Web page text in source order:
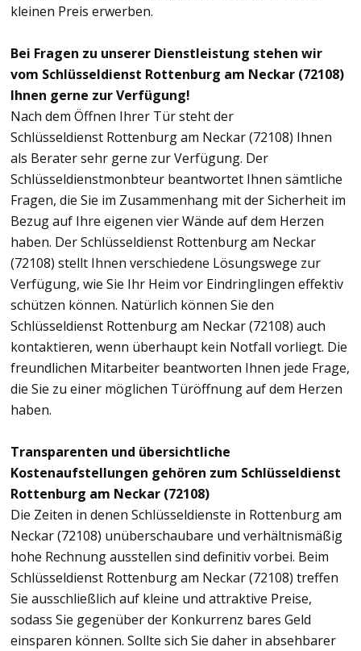
kleinen Preis erwerben.
Bei Fragen zu unserer Dienstleistung stehen wir
vom Schlüsseldienst Rottenburg am Neckar (72108)
Ihnen gerne zur Verfügung!
Nach dem Öffnen Ihrer Tür steht der
Schlüsseldienst Rottenburg am Neckar (72108) Ihnen
als Berater sehr gerne zur Verfügung. Der
Schlüsseldienstmonbteur beantwortet Ihnen sämtliche
Fragen, die Sie im Zusammenhang mit der Sicherheit im
Bezug auf Ihre eigenen vier Wände auf dem Herzen
haben. Der Schlüsseldienst Rottenburg am Neckar
(72108) stellt Ihnen verschiedene Lösungswege zur
Verfügung, wie Sie Ihr Heim vor Eindringlingen effektiv
schützen können. Natürlich können Sie den
Schlüsseldienst Rottenburg am Neckar (72108) auch
kontaktieren, wenn überhaupt kein Notfall vorliegt. Die
freundlichen Mitarbeiter beantworten Ihnen jede Frage,
die Sie zu einer möglichen Türöffnung auf dem Herzen
haben.
Transparenten und übersichtliche
Kostenaufstellungen gehören zum Schlüsseldienst
Rottenburg am Neckar (72108)
Die Zeiten in denen Schlüsseldienste in Rottenburg am
Neckar (72108) unüberschaubare und verhältnismäßig
hohe Rechnung ausstellen sind definitiv vorbei. Beim
Schlüsseldienst Rottenburg am Neckar (72108) treffen
Sie ausschließlich auf kleine und attraktive Preise,
sodass Sie gegenüber der Konkurrenz bares Geld
einsparen können. Sollte sich Sie daher in absehbarer